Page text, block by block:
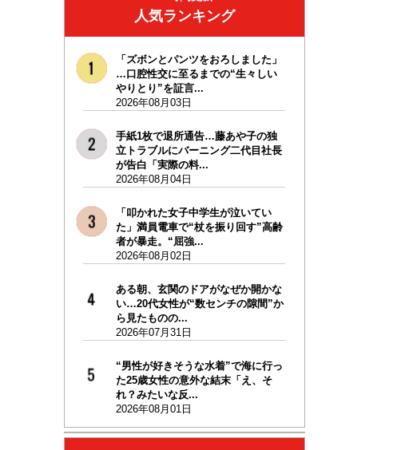
人気ランキング
「ズボンとパンツをおろしました」
…口腔性交に至るまでの“生々しい
やりとり”を証言...
2026年08月03日
手紙1枚で退所通告…藤あや子の独
立トラブルにバーニング二代目社長
が告白「実際の料...
2026年08月04日
「叩かれた女子中学生が泣いてい
た」満員電車で“杖を振り回す”高齢
者が暴走。“屈強...
2026年08月02日
ある朝、玄関のドアがなぜか開かな
い…20代女性が“数センチの隙間”か
ら見たものの...
2026年07月31日
“男性が好きそうな水着”で海に行っ
た25歳女性の意外な結末「え、そ
れ？みたいな反...
2026年08月01日